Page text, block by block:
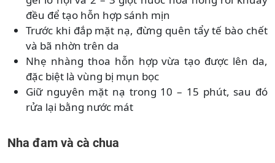
đều để tạo hỗn hợp sánh mịn
Trước khi đắp mặt nạ, đừng quên tẩy tế bào chết
và bã nhờn trên da
Nhẹ nhàng thoa hỗn hợp vừa tạo được lên da,
đặc biệt là vùng bị mụn bọc
Giữ nguyên mặt nạ trong 10 – 15 phút, sau đó
rửa lại bằng nước mát
Nha đam và cà chua